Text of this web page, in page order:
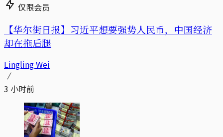
仅限会员
【华尔街日报】习近平想要强势人民币，中国经济
却在拖后腿
Lingling Wei
3 小时前